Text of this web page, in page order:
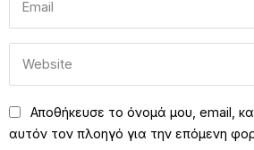
Αποθήκευσε το όνομά μου, email,
αυτόν τον πλοηγό για την επόμενη